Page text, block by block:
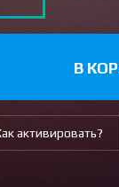
В
активировать?